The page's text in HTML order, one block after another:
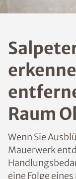
Raum
Wenn Sie
Mauerwerk
eine Folge